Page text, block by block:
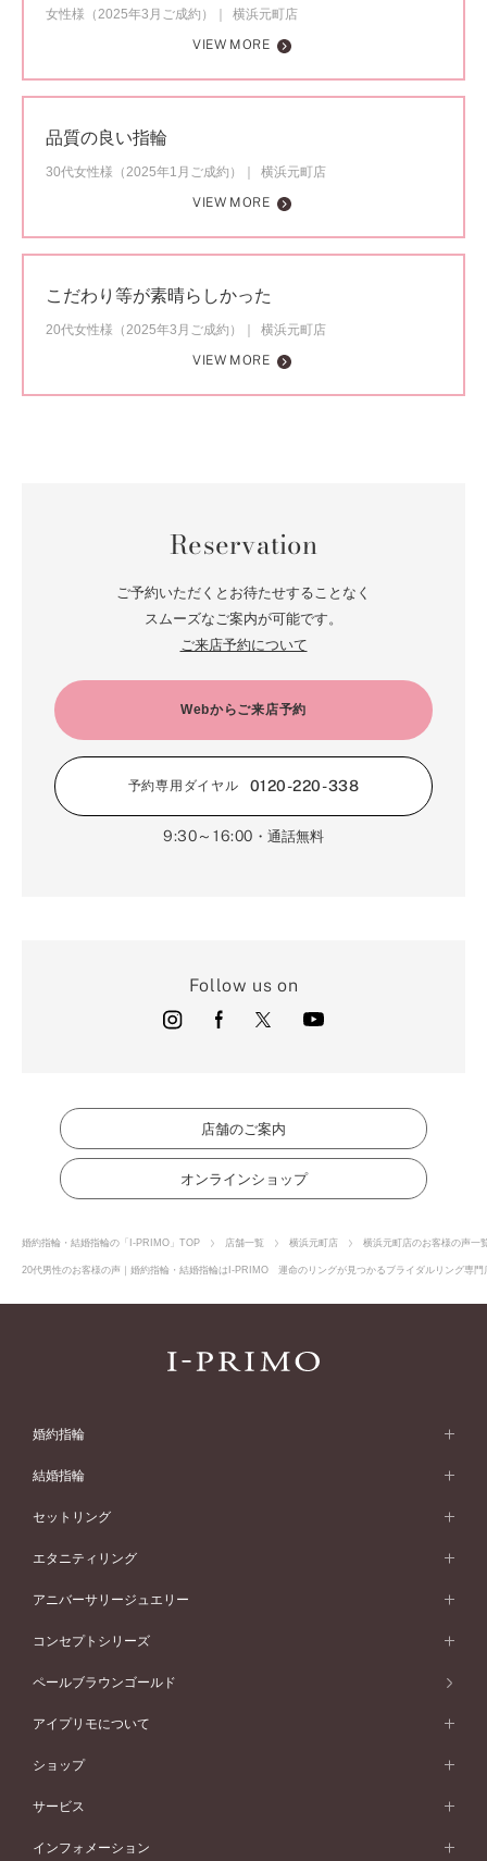
女性様（2025年3月ご成約）
横浜元町店
VIEW MORE
品質の良い指輪
30代女性様（2025年1月ご成約）
横浜元町店
VIEW MORE
こだわり等が素晴らしかった
20代女性様（2025年3月ご成約）
横浜元町店
VIEW MORE
Reservation
ご予約いただくとお待たせすることなく
スムーズなご案内が可能です。
ご来店予約について
Webからご来店予約
予約専用ダイヤル 0120-220-338
9:30～16:00 ・通話無料
Follow us on
店舗のご案内
オンラインショップ
婚約指輪・結婚指輪の「I-PRIMO」TOP 店舗一覧 横浜元町店 横浜元町店のお客様の声一
20代男性のお客様の声｜婚約指輪・結婚指輪はI-PRIMO 運命のリングが見つかるブライダルリング専
婚約指輪
婚約指輪 (エンゲージリング)
婚約指輪一覧
ピンクゴールド
ペールブラウンゴールド
ウェーブライン
V字ライン
ワンサイドメレ
ダブルサイドメレ
シンプル
フェミニン
モード
50万円台～
40万円台～
30万円台～
婚約指輪 人気ランキング
婚約ネックレス
ダイヤモンドシェイプコレクション
結婚指輪
結婚指輪 (マリッジリング)
結婚指輪一覧
ピンクゴールド
ペールブラウンゴールド
ウェーブライン
V字ライン
ワンメレ
セベラルメレ
シンプル
フェミニン
モード
50万円～
40万円～50万円
セットリング
セットリング
セットリング一覧
ピンクゴールド
ペールブラウンゴールド
エタニティリング
エタニティリング
エタニティリング一覧
ピンクゴールド
ペールブラウンゴールド
アニバーサリージュエリー
アニバーサリージュエリー
アニバーサリージュエリー一覧
ファッションリング
ブレスレット
コンセプトシリーズ
コンセプトシリーズ
オリジンビリーフ
エトワル
スワハ
ペールブラウンゴールド
アイプリモについて
アイプリモについて
パーソナルハンド診断
デザインへのこだわり
ショップ
店舗一覧
北海道
サービス
プロポーズサポート
インフォメーション